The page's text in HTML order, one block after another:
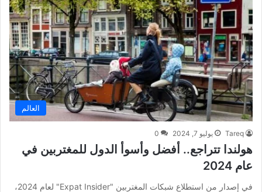
العالم
Tareq يوليو 7, 2024 0
هولندا تتراجع.. أفضل وأسوأ الدول للمغتربين في
عام 2024
في إصدار من استطلاع شبكات المغتربين "Expat Insider" لعام 2024،